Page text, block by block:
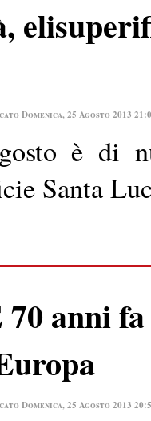
Domenica, 25 Agosto 2013
è di
Santa
anni
Domenica, 25 Agosto 2013